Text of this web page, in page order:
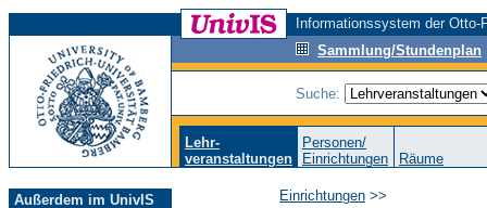
Informationssystem der
Sammlung/Stundenplan
Suche:
Lehr-
veranstaltungen
Personen/
Einrichtungen
Räume
Außerdem im UnivIS Einrichtungen >>